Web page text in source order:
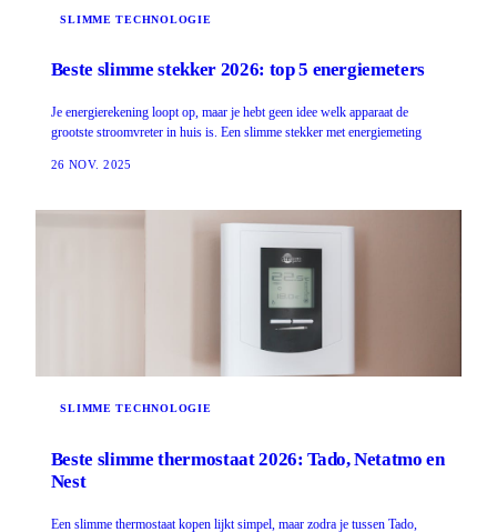
SLIMME TECHNOLOGIE
Beste slimme stekker 2026: top 5 energiemeters
Je energierekening loopt op, maar je hebt geen idee welk apparaat de
grootste stroomvreter in huis is. Een slimme stekker met energiemeting
26 NOV. 2025
SLIMME TECHNOLOGIE
Beste slimme thermostaat 2026: Tado, Netatmo en
Nest
Een slimme thermostaat kopen lijkt simpel, maar zodra je tussen Tado,